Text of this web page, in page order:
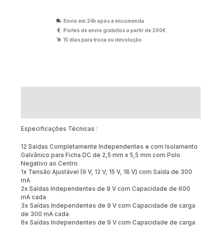
Envio em 24h após a encomenda
Portes de envio gratuitos a partir de 200€
15 dias para troca ou devolução
Especificações Técnicas :
12 Saídas Completamente Independentes e com Isolamento
Galvânico para Ficha DC de 2,5 mm x 5,5 mm com Polo
Negativo ao Centro
1x Tensão Ajustável (9 V, 12 V, 15 V, 18 V) com Saída de 300
mA
2x Saídas Independentes de 9 V com Capacidade de 600
mA cada
3x Saídas Independentes de 9 V com Capacidade de carga
de 300 mA cada
6x Saídas Independentes de 9 V com Capacidade de carga